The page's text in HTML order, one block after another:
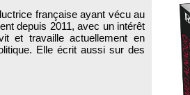
et limites [ 8 août 2026 ]
française ayant vécu au
depuis 2011, avec un intérêt
et travaille actuellement en
Elle écrit aussi sur des